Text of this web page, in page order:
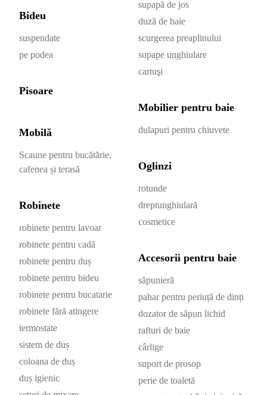
Bideu
suspendate
pe podea
Pisoare
Mobilă
Scaune pentru bucătărie,
cafenea și terasă
Robinete
robinete pentru lavoar
robinete pentru cadă
robinete pentru duș
robinete pentru bideu
robinete pentru bucatarie
robinete fără atingere
termostate
sistem de duș
coloana de duș
duș igienic
supapă de jos
duză de baie
scurgerea preaplinului
supape unghiulare
cartuşi
Mobilier pentru baie
dulapuri pentru chiuvete
Oglinzi
rotunde
dreptunghiulară
cosmetice
Accesorii pentru baie
săpunieră
pahar pentru periuță de dinți
dozator de săpun lichid
rafturi de baie
cârlige
suport de prosop
perie de toaletă